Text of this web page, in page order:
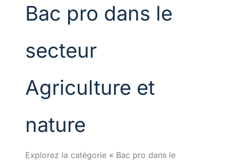
Bac pro dans le
secteur
Agriculture et
nature
Explorez la catégorie « Bac pro dans le